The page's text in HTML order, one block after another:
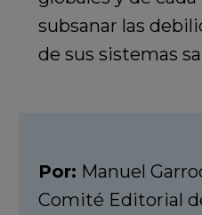
subsanar las
de sus sistemas
Por: Manuel
Comité Editorial